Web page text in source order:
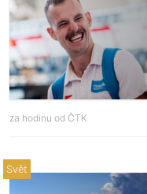
za hodinu od ČTK
Svět